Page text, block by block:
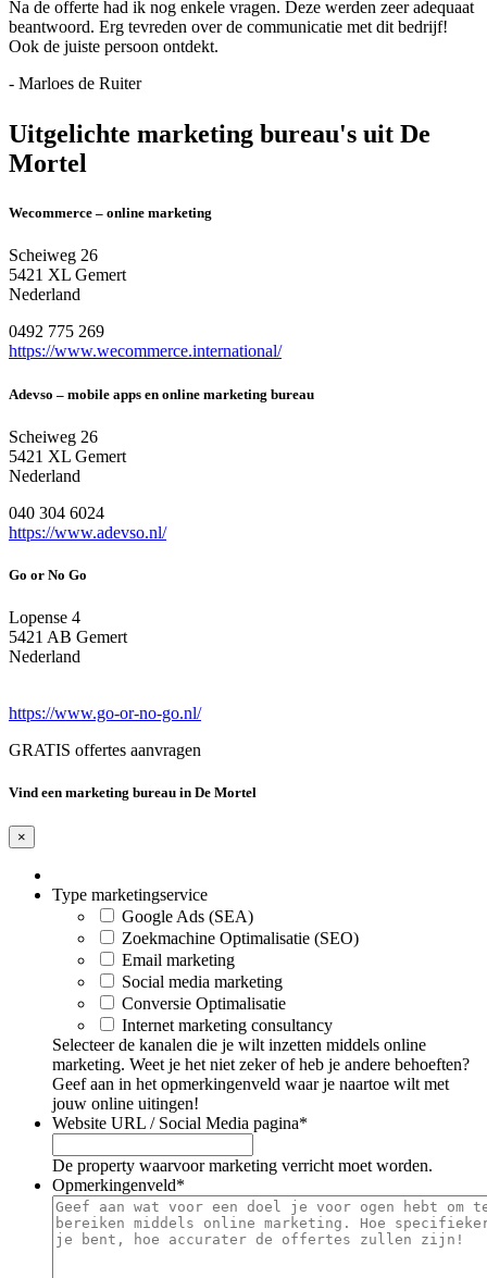
Na de offerte had ik nog enkele vragen. Deze werden zeer adequaat
beantwoord. Erg tevreden over de communicatie met dit bedrijf!
Ook de juiste persoon ontdekt.
- Marloes de Ruiter
Uitgelichte marketing bureau's uit De
Mortel
Wecommerce – online marketing
Scheiweg 26
5421 XL Gemert
Nederland
0492 775 269
https://www.wecommerce.international/
Adevso – mobile apps en online marketing bureau
Scheiweg 26
5421 XL Gemert
Nederland
040 304 6024
https://www.adevso.nl/
Go or No Go
Lopense 4
5421 AB Gemert
Nederland
https://www.go-or-no-go.nl/
GRATIS offertes aanvragen
Vind een marketing bureau in De Mortel
×
Type marketingservice
Google Ads (SEA)
Zoekmachine Optimalisatie (SEO)
Email marketing
Social media marketing
Conversie Optimalisatie
Internet marketing consultancy
Selecteer de kanalen die je wilt inzetten middels online
marketing. Weet je het niet zeker of heb je andere behoeften?
Geef aan in het opmerkingenveld waar je naartoe wilt met
jouw online uitingen!
Website URL / Social Media pagina*
De property waarvoor marketing verricht moet worden.
Opmerkingenveld*